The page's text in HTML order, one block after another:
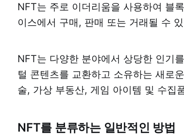
NFT는 주로 이더리움을 사용하여 블
이스에서 구매, 판매 또는 거래될 수
NFT는 다양한 분야에서 상당한 인기
털 콘텐츠를 교환하고 소유하는 새로
술, 가상 부동산, 게임 아이템 및 수집
NFT를 분류하는 일반적인 방법